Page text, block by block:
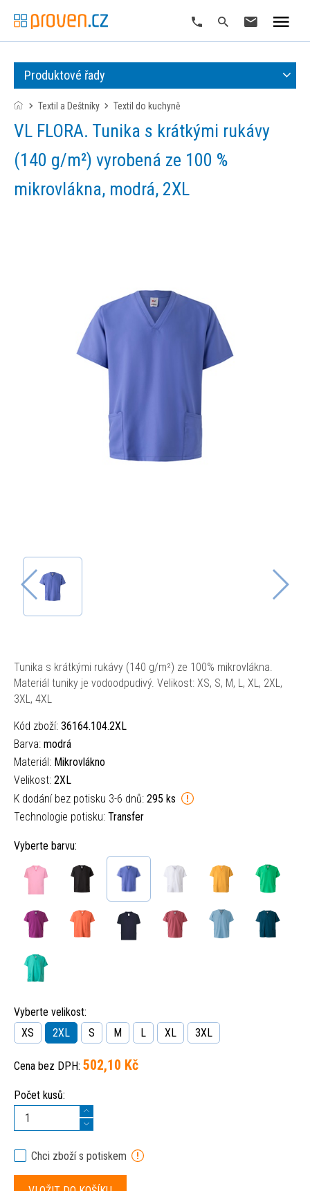
Produktové řady
Textil a Deštníky textil do kuchyně
VL FLORA. Tunika s krátkými rukávy
(140 g/m²) vyrobená ze 100 %
mikrovlákna, modrá, 2XL
Tunika s krátkými rukávy (140 g/m²) ze 100% mikrovlákna.
Materiál tuniky je vodoodpudivý. Velikost: XS, S, M, L, XL, 2XL,
3XL, 4XL
Kód zboží: 36164.104.2XL
Barva: modrá
Materiál: Mikrovlákno
Velikost: 2XL
K dodání bez potisku 3-6 dnů: 295 ks
Technologie potisku: Transfer
Vyberte barvu:
Vyberte velikost:
XS
2XL S M L XL 3XL
Cena bez DPH: 502,10 Kč
Počet kusů:
Chci zboží s potiskem